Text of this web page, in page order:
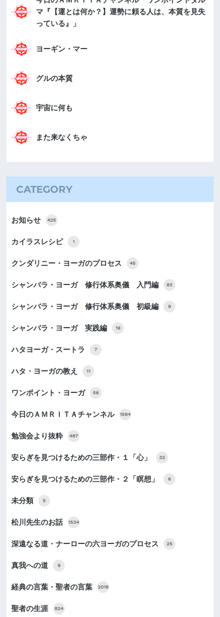
マ『【運とは何か？】運勢に頼る人は、本質を見失
っている』」
ヨーギン・マー
グルの本質
宇宙に何も
また来なくちゃ
CATEGORY
お知らせ 425
カイラスレシピ 1
クンダリニー・ヨーガのプロセス 45
シャンバラ・ヨーガ 修行体系奥儀 入門編 83
シャンバラ・ヨーガ 修行体系奥儀 初級編 9
シャンバラ・ヨーガ 実践編 19
ハタヨーガ・スートラ 7
ハタ・ヨーガの教え 11
ワンポイント・ヨーガ 56
今日のＡＭＲＩＴＡチャンネル 1564
勉強会より抜粋 487
安らぎを見つけるための三部作・１「心」 32
安らぎを見つけるための三部作・２「瞑想」 6
未分類 5
松川先生のお話 1534
深遠なる道・ナーローの六ヨーガのプロセス 25
真我への道 9
経典の言葉・聖者の言葉 2016
聖者の生涯 824